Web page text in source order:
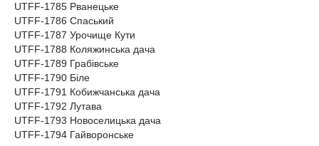
UTFF-1785 Рванецьке
UTFF-1786 Спаський
UTFF-1787 Урочище Кути
UTFF-1788 Коляжинська дача
UTFF-1789 Грабівське
UTFF-1790 Біле
UTFF-1791 Кобижчанська дача
UTFF-1792 Лутава
UTFF-1793 Новоселицька дача
UTFF-1794 Гайворонське